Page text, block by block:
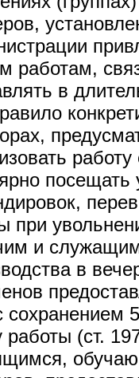
работам,
в
при
и
в
сохранением
работы (ст.